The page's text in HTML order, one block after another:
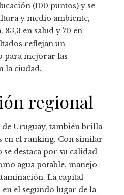
(100 puntos) y se
y medio ambiente,
83,3 en salud y 70 en
reflejan un
para mejorar las
la ciudad.
regional
Uruguay, también brilla
en el ranking. Con similar
destaca por su calidad
agua potable, manejo
La capital
el segundo lugar de la